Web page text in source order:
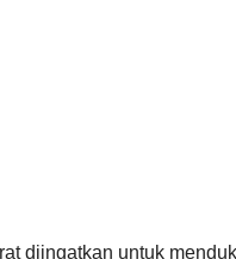
diingatkan untuk